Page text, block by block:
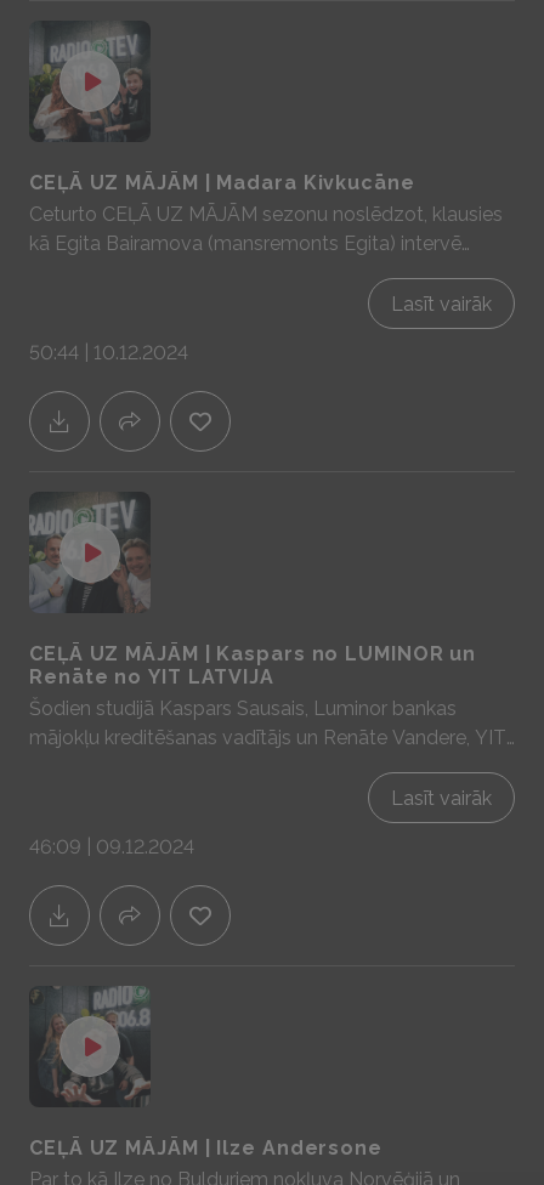
CEĻĀ UZ MĀJĀM | Madara Kivkucāne
Ceturto CEĻĀ UZ MĀJĀM sezonu noslēdzot, klausies
kā Egita Bairamova (mansremonts Egita) intervē
mūsu Madaru par to kāds bija viņas “ceļš uz mājām”.
Sadarbībā ar YIT Latvija - mājas prātam un sajūtām!
Lasīt vairāk
50:44 | 10.12.2024
CEĻĀ UZ MĀJĀM | Kaspars no LUMINOR un
Renāte no YIT LATVIJA
Šodien studijā Kaspars Sausais, Luminor bankas
mājokļu kreditēšanas vadītājs un Renāte Vandere, YIT
LATVIJA Mārketinga un pārdošanas nodaļas vadītāja,
lai aprunātos par aktuālitātēm kreditēšanas un
mājas prātam un sajūtām! www.yit.lv
Lasīt vairāk
46:09 | 09.12.2024
CEĻĀ UZ MĀJĀM | Ilze Andersone
Par to kā Ilze no Bulduriem nokļuva Norvēģijā un